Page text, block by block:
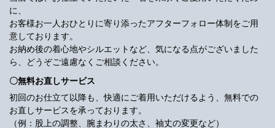
に、
お客様お一人おひとりに寄り添ったアフターフォロー体制をご用
意しております。
お納め後の着心地やシルエットなど、気になる点がございました
ら、どうぞご遠慮なくご相談ください。
〇無料お直しサービス
初回のお仕立て以降も、快適にご着用いただけるよう、無料での
お直しサービスを承っております。
（例：股上の調整、腕まわりの太さ、袖丈の変更など）